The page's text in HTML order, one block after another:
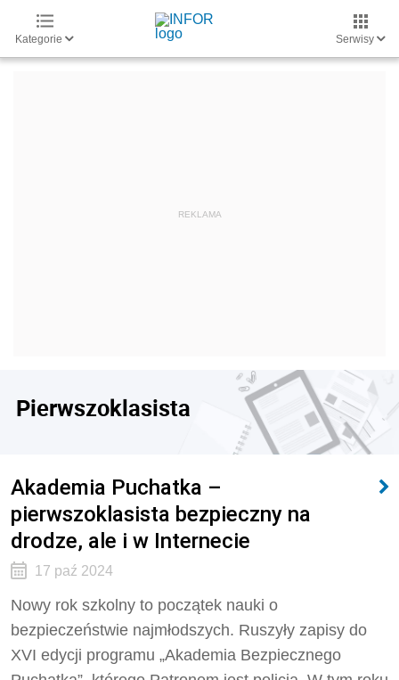
Kategorie Serwisy
Pierwszoklasista
Akademia Puchatka –
pierwszoklasista bezpieczny na
drodze, ale i w Internecie
17 paź 2024
Nowy rok szkolny to początek nauki o
bezpieczeństwie najmłodszych. Ruszyły zapisy do
XVI edycji programu „Akademia Bezpiecznego